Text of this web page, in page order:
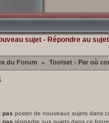
sujet- Répondre au sujet
du Forum » Toolset - Par où
pas poster de nouveaux sujets dans
pas répondre aux sujets dans ce